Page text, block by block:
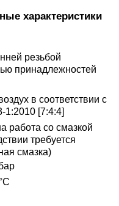
характеристики
резьбой
принадлежностей
в соответствии с
1:2010 [7:4:4]
работа со смазкой
требуется
смазка)
°C